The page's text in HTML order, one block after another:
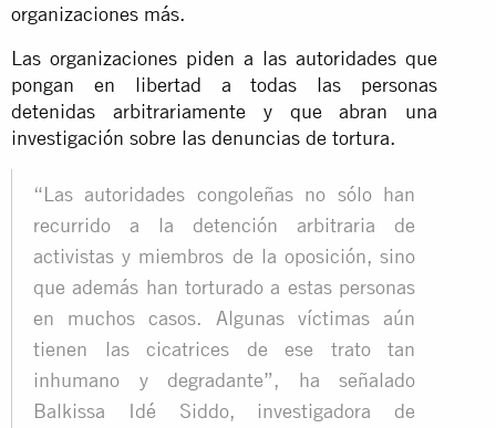
organizaciones más.
Las organizaciones piden a las autoridades que
pongan en libertad a todas las personas
detenidas arbitrariamente y que abran una
investigación sobre las denuncias de tortura.
“Las autoridades congoleñas no sólo han
recurrido a la detención arbitraria de
activistas y miembros de la oposición, sino
que además han torturado a estas personas
en muchos casos. Algunas víctimas aún
tienen las cicatrices de ese trato tan
inhumano y degradante”, ha señalado
Balkissa Idé Siddo, investigadora de